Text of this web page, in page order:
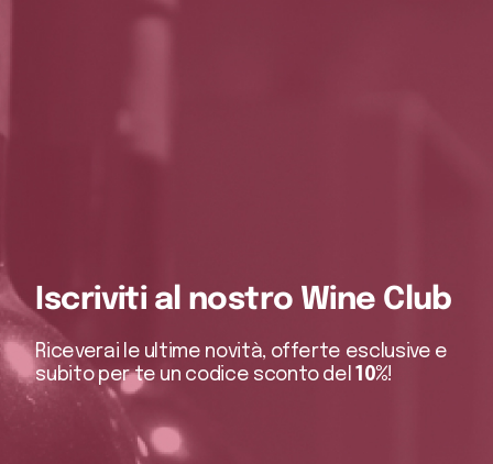
Iscriviti al nostro Wine Club
Riceverai le ultime novità, offerte esclusive e
subito per te un codice sconto del10%!